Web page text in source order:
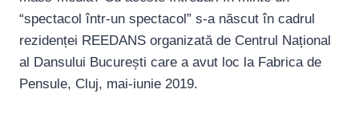
“spectacol într-un spectacol” s-a născut în cadrul
rezidenței REEDANS organizată de Centrul Național
al Dansului București care a avut loc la Fabrica de
Pensule, Cluj, mai-iunie 2019.